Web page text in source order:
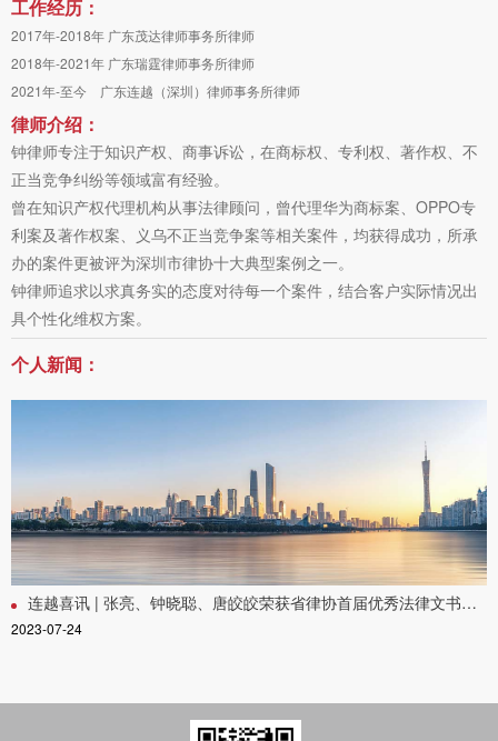
工作经历：
2017年-2018年 广东茂达律师事务所律师
2018年-2021年 广东瑞霆律师事务所律师
2021年-至今 广东连越（深圳）律师事务所律师
律师介绍：
钟律师专注于知识产权、商事诉讼，在商标权、专利权、著作权、不
正当竞争纠纷等领域富有经验。
曾在知识产权代理机构从事法律顾问，曾代理华为商标案、OPPO专
利案及著作权案、义乌不正当竞争案等相关案件，均获得成功，所承
办的案件更被评为深圳市律协十大典型案例之一。
钟律师追求以求真务实的态度对待每一个案件，结合客户实际情况出
具个性化维权方案。
个人新闻：
连越喜讯 | 张亮、钟晓聪、唐皎皎荣获省律协首届优秀法律文书大奖
2023-07-24